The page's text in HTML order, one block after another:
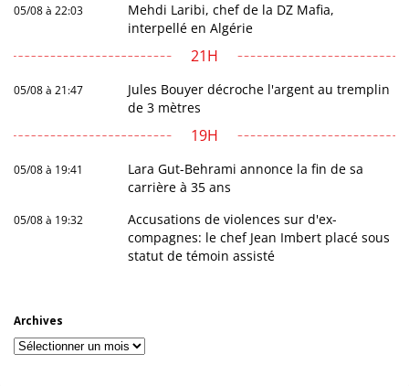
05/08 à 22:03
Mehdi Laribi, chef de la DZ Mafia,
interpellé en Algérie
21H
05/08 à 21:47
Jules Bouyer décroche l'argent au tremplin
de 3 mètres
19H
05/08 à 19:41
Lara Gut-Behrami annonce la fin de sa
carrière à 35 ans
05/08 à 19:32
Accusations de violences sur d'ex-
compagnes: le chef Jean Imbert placé sous
statut de témoin assisté
Archives
Archives